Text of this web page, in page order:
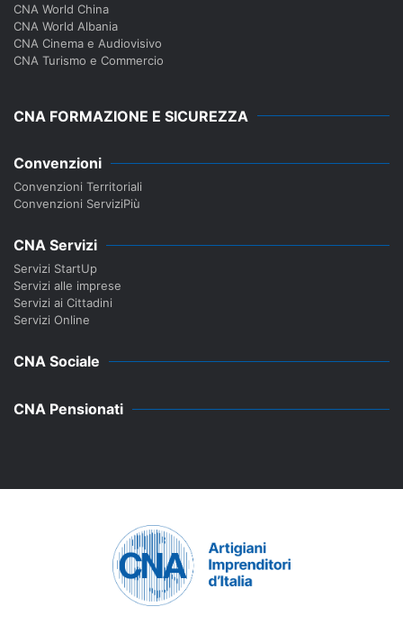
CNA World China
CNA World Albania
CNA Cinema e Audiovisivo
CNA Turismo e Commercio
CNA FORMAZIONE E SICUREZZA
Convenzioni
Convenzioni Territoriali
Convenzioni ServiziPiù
CNA Servizi
Servizi StartUp
Servizi alle imprese
Servizi ai Cittadini
Servizi Online
CNA Sociale
CNA Pensionati